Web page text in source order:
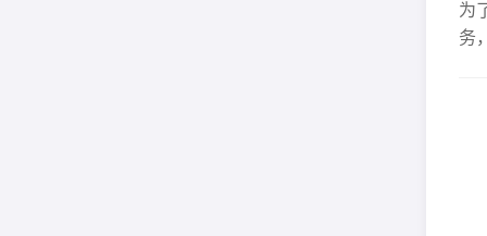
为
务